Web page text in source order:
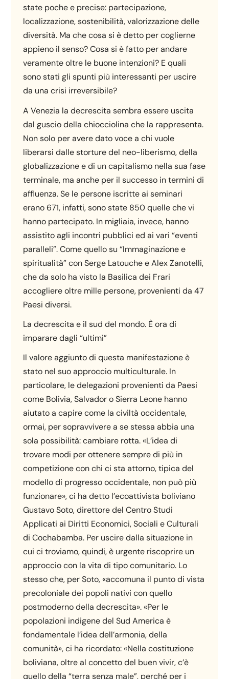
state poche e precise: partecipazione,
localizzazione, sostenibilità, valorizzazione delle
diversità. Ma che cosa si è detto per coglierne
appieno il senso? Cosa si è fatto per andare
veramente oltre le buone intenzioni? E quali
sono stati gli spunti più interessanti per uscire
da una crisi irreversibile?
A Venezia la decrescita sembra essere uscita
dal guscio della chiocciolina che la rappresenta.
Non solo per avere dato voce a chi vuole
liberarsi dalle storture del neo-liberismo, della
globalizzazione e di un capitalismo nella sua fase
terminale, ma anche per il successo in termini di
affluenza. Se le persone iscritte ai seminari
erano 671, infatti, sono state 850 quelle che vi
hanno partecipato. In migliaia, invece, hanno
assistito agli incontri pubblici ed ai vari “eventi
paralleli”. Come quello su “Immaginazione e
spiritualità” con Serge Latouche e Alex Zanotelli,
che da solo ha visto la Basilica dei Frari
accogliere oltre mille persone, provenienti da 47
Paesi diversi.
La decrescita e il sud del mondo. È ora di
imparare dagli “ultimi”
Il valore aggiunto di questa manifestazione è
stato nel suo approccio multiculturale. In
particolare, le delegazioni provenienti da Paesi
come Bolivia, Salvador o Sierra Leone hanno
aiutato a capire come la civiltà occidentale,
ormai, per sopravvivere a se stessa abbia una
sola possibilità: cambiare rotta. «L’idea di
trovare modi per ottenere sempre di più in
competizione con chi ci sta attorno, tipica del
modello di progresso occidentale, non può più
funzionare», ci ha detto l’ecoattivista boliviano
Gustavo Soto, direttore del Centro Studi
Applicati ai Diritti Economici, Sociali e Culturali
di Cochabamba. Per uscire dalla situazione in
cui ci troviamo, quindi, è urgente riscoprire un
approccio con la vita di tipo comunitario. Lo
stesso che, per Soto, «accomuna il punto di vista
precoloniale dei popoli nativi con quello
postmoderno della decrescita». «Per le
popolazioni indigene del Sud America è
fondamentale l’idea dell’armonia, della
comunità», ci ha ricordato: «Nella costituzione
boliviana, oltre al concetto del buen vivir, c’è
quello della “terra senza male”, perché per i